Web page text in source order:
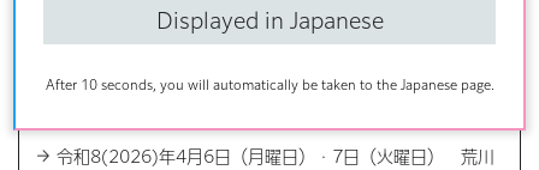
Displayed in Japanese
After 10 seconds, you will automatically be taken to the Japanese page.
委員及びスポーツ推進委員合同委嘱式
令和8(2026)年4月6日（月曜日）・7日（火曜日） 荒川